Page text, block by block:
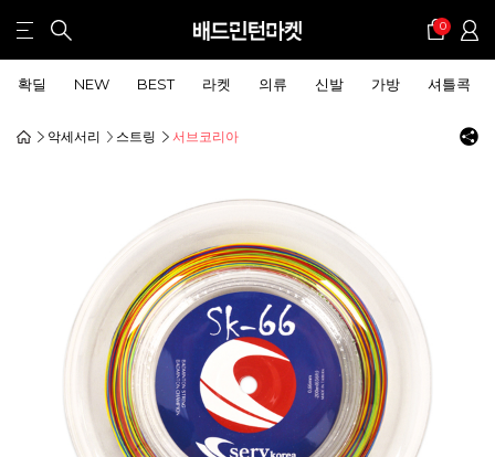
0
확딜 NEW BEST 라켓 의류 신발 가방 셔틀콕
악세서리 스트링 서브코리아